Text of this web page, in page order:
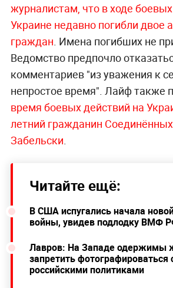
журналистам, что в ходе
Украине недавно погибли двое
граждан. Имена погибших не
Ведомство предпочло
комментариев "из уважения к
непростое время". Лайф также
время боевых действий на
летний гражданин
Забельски.
Читайте ещё:
В США испугались начала
войны, увидев подлодку ВМФ
Лавров: На Западе одержимы
запретить фотографироваться
российскими политиками